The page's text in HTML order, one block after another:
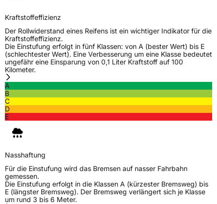
Kraftstoffeffizienz
Der Rollwiderstand eines Reifens ist ein wichtiger Indikator für die
Kraftstoffeffizienz.
Die Einstufung erfolgt in fünf Klassen: von A (bester Wert) bis E
(schlechtester Wert). Eine Verbesserung um eine Klasse bedeutet
ungefähr eine Einsparung von 0,1 Liter Kraftstoff auf 100
Kilometer.
A
B
C
D
E
Nasshaftung
Für die Einstufung wird das Bremsen auf nasser Fahrbahn
gemessen.
Die Einstufung erfolgt in die Klassen A (kürzester Bremsweg) bis
E (längster Bremsweg). Der Bremsweg verlängert sich je Klasse
um rund 3 bis 6 Meter.